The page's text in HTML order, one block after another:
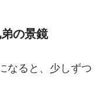
の景鏡
なると、少しずつ